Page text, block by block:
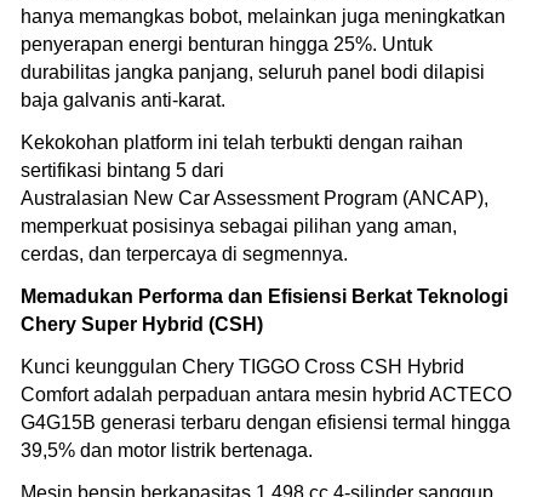
hanya memangkas bobot, melainkan juga meningkatkan
penyerapan energi benturan hingga 25%. Untuk
durabilitas jangka panjang, seluruh panel bodi dilapisi
baja galvanis anti-karat.
Kekokohan platform ini telah terbukti dengan raihan
sertifikasi bintang 5 dari
Australasian New Car Assessment Program (ANCAP),
memperkuat posisinya sebagai pilihan yang aman,
cerdas, dan terpercaya di segmennya.
Memadukan Performa dan Efisiensi Berkat Teknologi
Chery Super Hybrid (CSH)
Kunci keunggulan Chery TIGGO Cross CSH Hybrid
Comfort adalah perpaduan antara mesin hybrid ACTECO
G4G15B generasi terbaru dengan efisiensi termal hingga
39,5% dan motor listrik bertenaga.
Mesin bensin berkapasitas 1.498 cc 4-silinder sanggup